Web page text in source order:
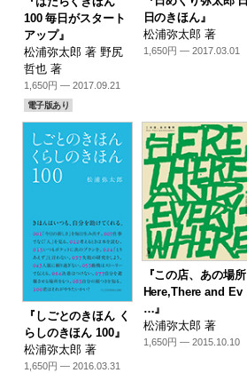
100 毎日がスタート
アップ』
松浦弥太郎 著 野尻
哲也 著
1,650円 — 2017.09.21
電子版あり
日のきほん』
松浦弥太郎 著
1,650円 — 2017.03.01
『しごとのきほん く
らしのきほん 100』
松浦弥太郎 著
1,650円 — 2016.03.31
『この店、あの場所
Here,There and Ev
…』
松浦弥太郎 著
1,650円 — 2015.10.10